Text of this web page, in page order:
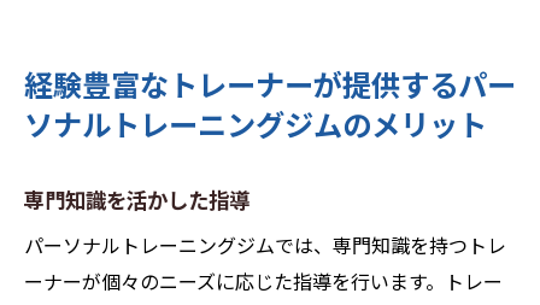
経験豊富なトレーナーが提供するパー
ソナルトレーニングジムのメリット
専門知識を活かした指導
パーソナルトレーニングジムでは、専門知識を持つトレ
ーナーが個々のニーズに応じた指導を行います。トレー